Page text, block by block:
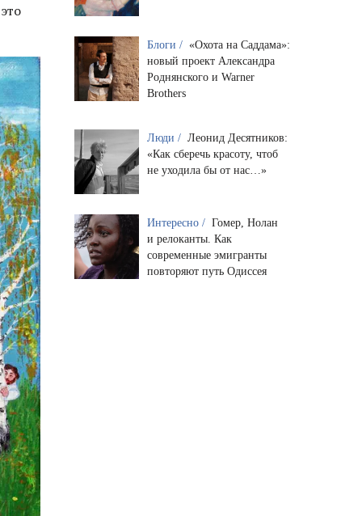
Блоги / «Охота на Саддама»:
новый проект Александра
Роднянского и Warner
Brothers
Люди / Леонид Десятников:
«Как сберечь красоту, чтоб
не уходила бы от нас…»
Интересно / Гомер, Нолан
и релоканты. Как
современные эмигранты
повторяют путь Одиссея